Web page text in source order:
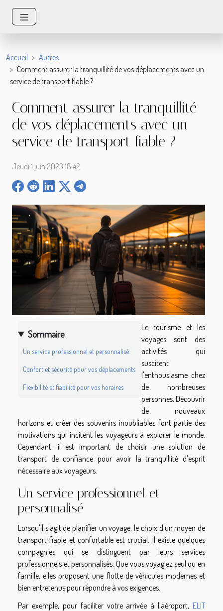
Accueil
Autres
Comment assurer la tranquillité de vos déplacements avec un
service de transport fiable ?
Comment assurer la tranquillité
de vos déplacements avec un
service de transport fiable ?
Jeudi 1 juin 2023 18:42
Sommaire
Un service professionnel et personnalisé
Confort et sécurité pour vos déplacements
Flexibilité et fiabilité pour vos horaires
Le tourisme et les
voyages sont des
activités qui
suscitent
l'enthousiasme chez
de nombreuses
personnes. Découvrir
de nouveaux
horizons et créer des souvenirs inoubliables font partie des
motivations qui incitent les voyageurs à explorer le monde.
Cependant, il est important de choisir une solution de
transport de confiance pour avoir la tranquillité d'esprit
nécessaire aux voyageurs.
Un service professionnel et
personnalisé
Lorsqu'il s'agit de planifier un voyage, le choix d'un moyen de
transport fiable et confortable est crucial. Il existe quelques
compagnies qui se distinguent par leurs services
professionnels et personnalisés. Que vous voyagiez seul ou en
famille, elles proposent une flotte de véhicules modernes et
bien entretenus pour répondre à vos exigences.
Par exemple, pour faciliter votre arrivée à l'aéroport, ELIT